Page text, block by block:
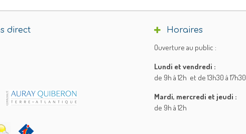
direct Horaires
Ouverture au public :
Lundi et vendredi :
de 9h à 12h et de 13h30 à 17h30
Mardi, mercredi et jeudi :
de 9h à 12h